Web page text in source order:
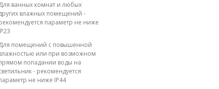
ванных комнат и любых
влажных помещений -
параметр не ниже
помещений с повышенной
или при возможном
попадании воды на
- рекомендуется
не ниже IP44